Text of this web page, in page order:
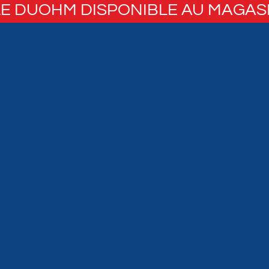
DUOHM DISPONIBLE AU